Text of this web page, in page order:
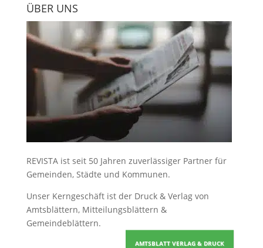
ÜBER UNS
REVISTA ist seit 50 Jahren zuverlässiger Partner für
Gemeinden, Städte und Kommunen.
Unser Kerngeschäft ist der Druck & Verlag von
Amtsblättern, Mitteilungsblättern &
Gemeindeblättern.
AMTSBLATT VERLAG & DRUCK